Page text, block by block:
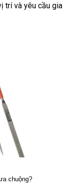
trí và yêu cầu gia
chuộng?